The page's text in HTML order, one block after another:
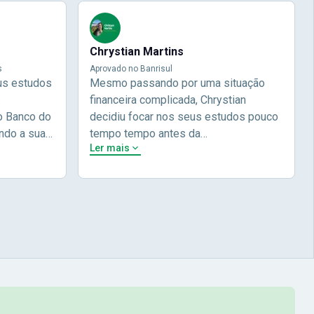
estudos
Banco do
a sua
em
a
por
Chrystian Martins
Aprovado no Banrisul
Mesmo passando por uma situação
financeira complicada, Chrystian
decidiu focar nos seus estudos pouco
tempo tempo antes da
prova.Determinou o que era importante
Ler mais